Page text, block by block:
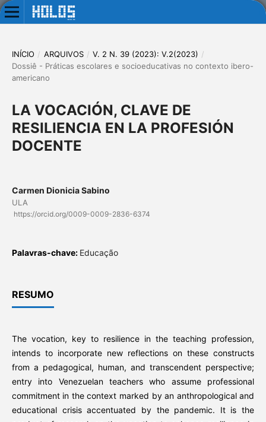
INÍCIO / ARQUIVOS / V. 2 N. 39 (2023): V.2(2023) /
Dossiê - Práticas escolares e socioeducativas no contexto ibero-
americano
LA VOCACIÓN, CLAVE DE
RESILIENCIA EN LA PROFESIÓN
DOCENTE
Carmen Dionicia Sabino
ULA
https://orcid.org/0009-0009-2836-6374
Palavras-chave: Educação
RESUMO
The vocation, key to resilience in the teaching profession,
intends to incorporate new reflections on these constructs
from a pedagogical, human, and transcendent perspective;
entry into Venezuelan teachers who assume professional
commitment in the context marked by an anthropological and
educational crisis accentuated by the pandemic. It is the